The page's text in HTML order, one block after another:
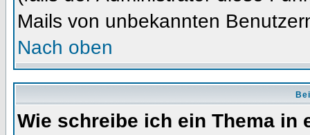
Mails von unbekannten
Nach oben
Wie schreibe ich ein Thema in